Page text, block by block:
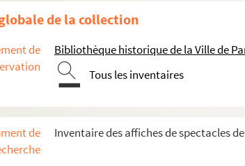
de la collection
de
Bibliothèque historique de la Ville de
Tous les inventaires
de
Inventaire des affiches de spectacles
AFF-002211-(02). Une autre vie
002211-(03). Bidules trucs
AFF-002211-(37). Broadway en chanté !
002211-(24). Les cavaliers
002211-(39). Chance !